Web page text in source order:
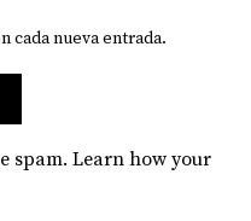
cada nueva entrada.
spam. Learn how your